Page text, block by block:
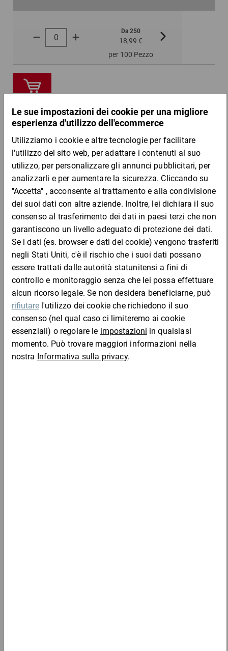
Da 250
18,99 €
per 100 Pezzo
Campione
DESCRIZIONE DEL PRODOTTO
Ideale per spedire cartoni, pallett, buste di spedizione e
confezioni di ogni genere in rispetto dell’ambiente.
Vantaggi:
risparmio di colla, spalmata solo sulla cornice, non su tutto il
con chiusura adesiva: per documenti di trasporto prelevati
solo dal destinatario
Materiale:
pellicola di polietilene e riciclato
Completa l'ordine con: